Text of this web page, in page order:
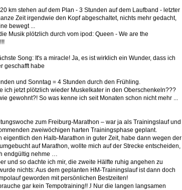
km stehen auf dem Plan - 3 Stunden auf dem Laufband - letzter
Zeit irgendwie den Kopf abgeschaltet, nichts mehr gedacht,
bewegt ...
Musik plötzlich durch vom ipod: Queen - We are the
Song: It's a miracle! Ja, es ist wirklich ein Wunder, dass ich
geschafft habe
und Sonntag = 4 Stunden durch den Frühling.
ich jetzt plötzlich wieder Muskelkater in den Oberschenkeln???
gewohnt?! So was kenne ich seit Monaten schon nicht mehr ...
zum Freiburg-Marathon – war ja als Trainingslauf und
zweiwöchigen harten Trainingsphase geplant.
eigentlich den Halb-Marathon in guter Zeit, habe dann wegen der
auf Marathon, wollte mich auf der Strecke entscheiden,
endgültig nehme …
und so dachte ich mir, die zweite Hälfte ruhig angehen zu
nichts: Aus dem geplanten HM-Trainingslauf ist dann doch
geworden mit persönlichen Bestzeiten!
gar kein Tempotraining!! J Nur die langen langsamen